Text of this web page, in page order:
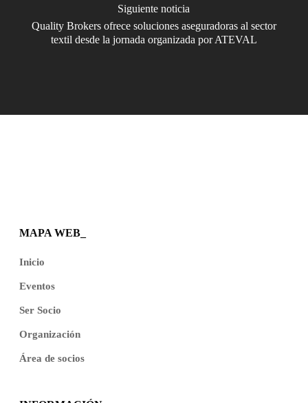
Siguiente noticia
Quality Brokers ofrece soluciones aseguradoras al sector
textil desde la jornada organizada por ATEVAL
MAPA WEB_
Inicio
Eventos
Ser Socio
Organización
Área de socios